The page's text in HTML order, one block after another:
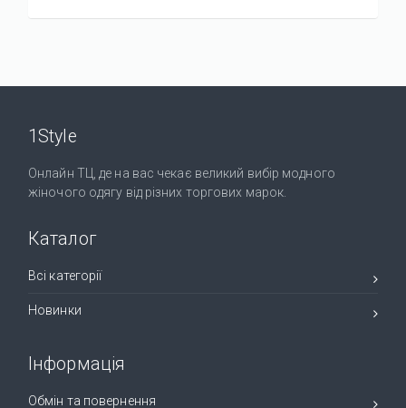
1Style
Онлайн ТЦ, де на вас чекає великий вибір модного
жіночого одягу від різних торгових марок.
Каталог
Всі категорії
Новинки
Інформація
Обмін та повернення